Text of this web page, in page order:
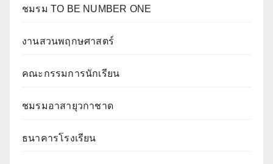
ชมรม TO BE NUMBER ONE
งานสวนพฤกษศาสตร์
คณะกรรมการนักเรียน
ชมรมอาสายุวกาชาด
ธนาคารโรงเรียน